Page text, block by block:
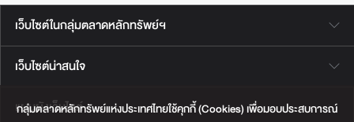
กลุ่มตลาดหลักทรัพย์แห่งประเทศไทยใช้คุกกี้ (Cookies) เพื่อมอบประสบการณ์
เว็บไซต์ในกลุ่มตลาดหลักทรัพย์ฯ
เว็บไซต์น่าสนใจ
แผนผังเว็บไซต์